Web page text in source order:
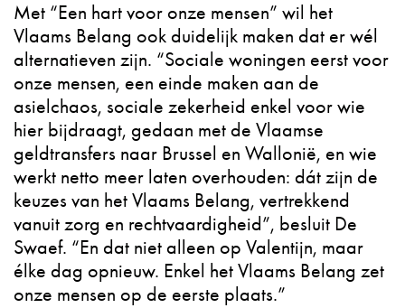
Met “Een hart voor onze mensen” wil het
Vlaams Belang ook duidelijk maken dat er wél
alternatieven zijn. “Sociale woningen eerst voor
onze mensen, een einde maken aan de
asielchaos, sociale zekerheid enkel voor wie
hier bijdraagt, gedaan met de Vlaamse
geldtransfers naar Brussel en Wallonië, en wie
werkt netto meer laten overhouden: dát zijn de
keuzes van het Vlaams Belang, vertrekkend
vanuit zorg en rechtvaardigheid”, besluit De
Swaef. “En dat niet alleen op Valentijn, maar
élke dag opnieuw. Enkel het Vlaams Belang zet
onze mensen op de eerste plaats.”